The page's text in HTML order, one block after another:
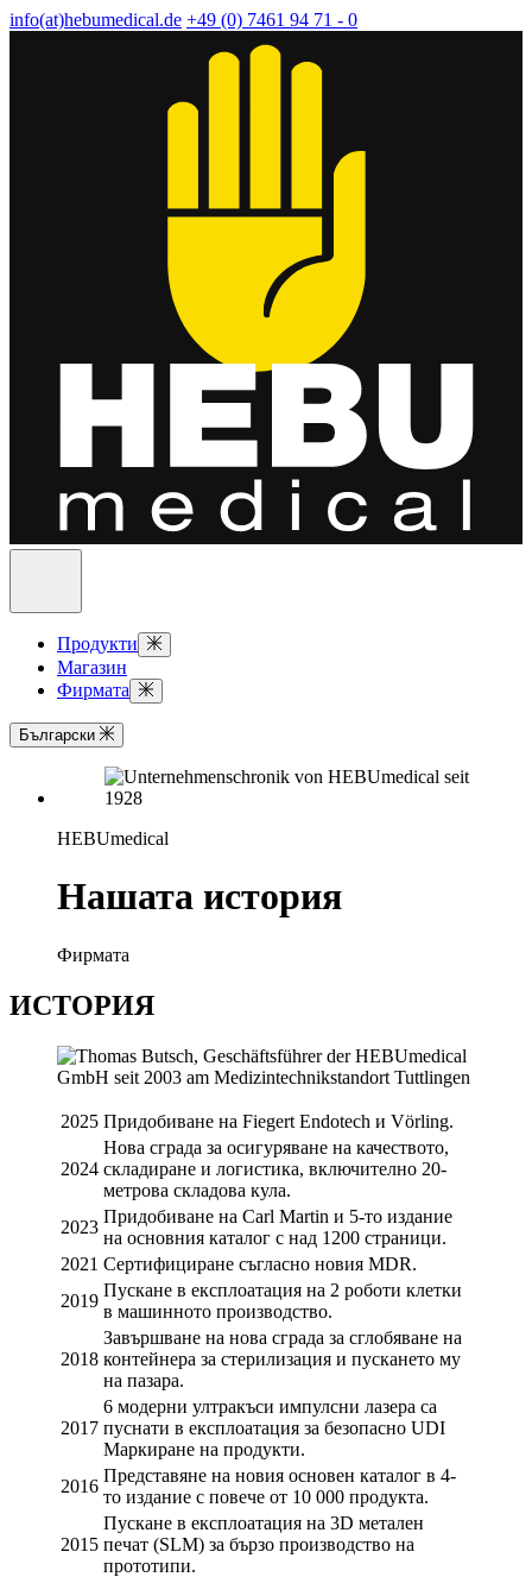
info(at)hebumedical.de +49 (0) 7461 94 71 - 0
Продукти
Магазин
Фирмата
Български
HEBUmedical
Нашата история
Фирмата
ИСТОРИЯ
2025 Придобиване на Fiegert Endotech и Vörling.
2024
Нова сграда за осигуряване на качеството,
складиране и логистика, включително 20-
метрова складова кула.
2023
Придобиване на Carl Martin и 5-то издание
на основния каталог с над 1200 страници.
2021 Сертифициране съгласно новия MDR.
2019
Пускане в експлоатация на 2 роботи клетки
в машинното производство.
2018
Завършване на нова сграда за сглобяване на
контейнера за стерилизация и пускането му
на пазара.
2017
6 модерни ултракъси импулсни лазера са
пуснати в експлоатация за безопасно UDI
Маркиране на продукти.
2016
Представяне на новия основен каталог в 4-
то издание с повече от 10 000 продукта.
2015
Пускане в експлоатация на 3D метален
печат (SLM) за бързо производство на
прототипи.